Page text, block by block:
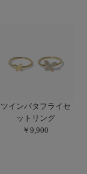
ツインバタフライセ
ットリング
￥9,900